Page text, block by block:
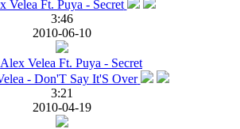
3:46
2010-06-10
Alex Velea Ft. Puya - Secret
3:21
2010-04-19